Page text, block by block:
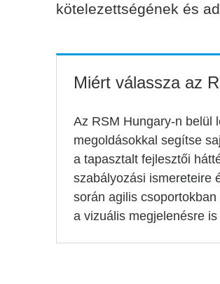
kötelezettségének és
Miért válassza az
Az RSM Hungary-n belül
megoldásokkal segítse
a tapasztalt fejlesztői
szabályozási ismereteire
során agilis
a vizuális megjelenésre